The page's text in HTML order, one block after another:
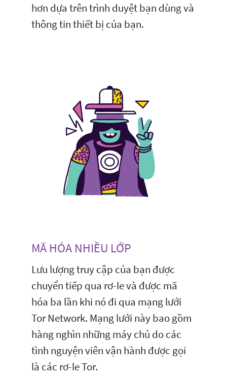
hơn dựa trên trình duyệt bạn dùng và
thông tin thiết bị của bạn.
MÃ HÓA NHIỀU LỚP
Lưu lượng truy cập của bạn được
chuyển tiếp qua rơ-le và được mã
hóa ba lần khi nó đi qua mạng lưới
Tor Network. Mạng lưới này bao gồm
hàng nghìn những máy chủ do các
tình nguyện viên vận hành được gọi
là các rơ-le Tor.